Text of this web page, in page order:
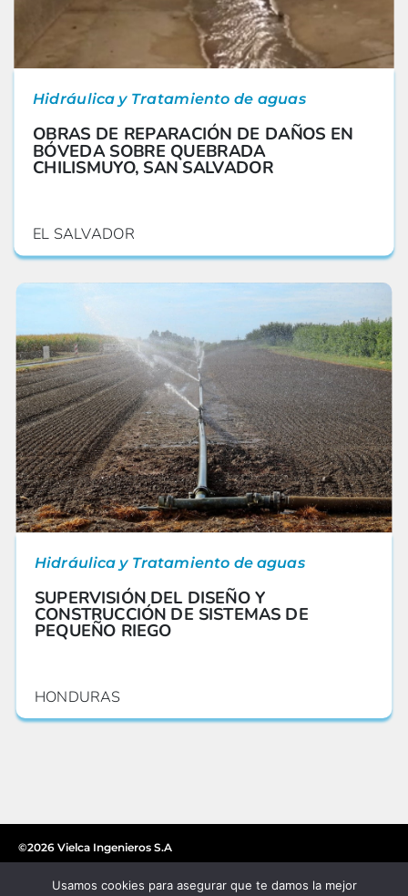
Hidráulica y Tratamiento de aguas
OBRAS DE REPARACIÓN DE DAÑOS EN
BÓVEDA SOBRE QUEBRADA
CHILISMUYO, SAN SALVADOR
EL SALVADOR
Hidráulica y Tratamiento de aguas
SUPERVISIÓN DEL DISEÑO Y
CONSTRUCCIÓN DE SISTEMAS DE
PEQUEÑO RIEGO
HONDURAS
©2026 Vielca Ingenieros S.A
Usamos cookies para asegurar que te damos la mejor